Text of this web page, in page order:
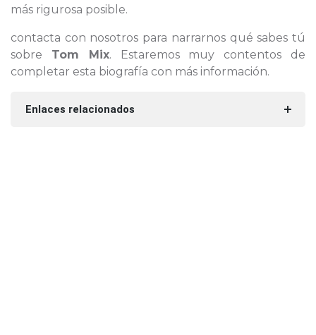
más rigurosa posible.
contacta con nosotros para narrarnos qué sabes tú
sobre Tom Mix. Estaremos muy contentos de
completar esta biografía con más información.
Enlaces relacionados